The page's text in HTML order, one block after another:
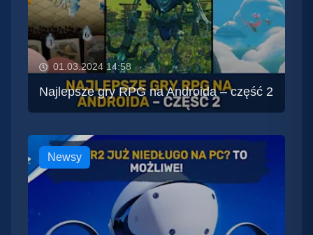
01.03.2024 14:58
Najlepsze gry RPG na Androida – część 2
Newsy